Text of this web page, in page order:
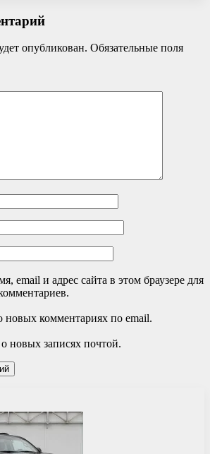
опубликован. Обязательные поля
email и адрес сайта в этом браузере для
новых комментариях по email.
новых записях почтой.